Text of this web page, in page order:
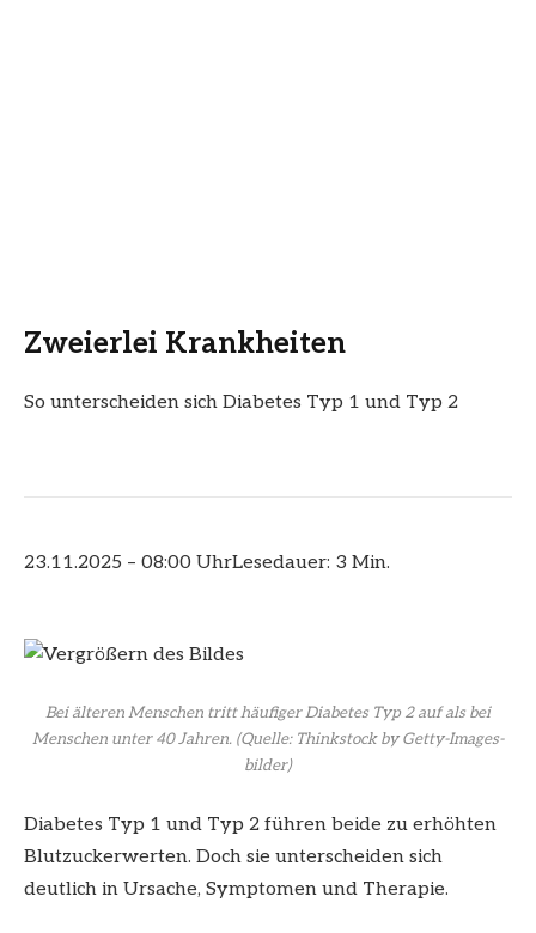
Zweierlei Krankheiten
So unterscheiden sich Diabetes Typ 1 und Typ 2
23.11.2025 – 08:00 UhrLesedauer: 3 Min.
Bei älteren Menschen tritt häufiger Diabetes Typ 2 auf als bei
Menschen unter 40 Jahren. (Quelle: Thinkstock by Getty-Images-
bilder)
Diabetes Typ 1 und Typ 2 führen beide zu erhöhten
Blutzuckerwerten. Doch sie unterscheiden sich
deutlich in Ursache, Symptomen und Therapie.